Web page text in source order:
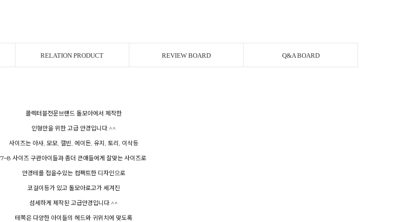
RELATION PRODUCT REVIEW BOARD Q&A BOARD
콜렉터블전문브랜드 돌모아에서 제작한
인형만을 위한 고급 안경입니다.^^
사이즈는 아샤, 모모, 캘빈, 에이든, 유지, 토리, 이삭등
7~8 사이즈 구관아이들과 좀더 큰애들에게 잘맞는 사이즈로
안경테를 접을수있는 컴팩트한 디자인으로
코걸이등가 있고 돌모아로고가 세겨진
섬세하게 제작된 고급안경입니다.^^
테쪽은 다양한 아이들의 헤드와 귀위치에 맞도록